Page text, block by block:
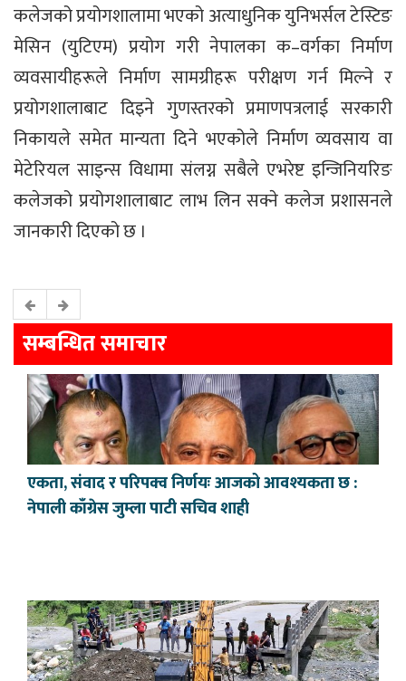
कलेजको प्रयोगशालामा भएको अत्याधुनिक युनिभर्सल टेस्टिङ
मेसिन (युटिएम) प्रयोग गरी नेपालका क–वर्गका निर्माण
व्यवसायीहरूले निर्माण सामग्रीहरू परीक्षण गर्न मिल्ने र
प्रयोगशालाबाट दिइने गुणस्तरको प्रमाणपत्रलाई सरकारी
निकायले समेत मान्यता दिने भएकोले निर्माण व्यवसाय वा
मेटेरियल साइन्स विधामा संलग्न सबैले एभरेष्ट इन्जिनियरिङ
कलेजको प्रयोगशालाबाट लाभ लिन सक्ने कलेज प्रशासनले
जानकारी दिएको छ ।
सम्बन्धित समाचार
एकता, संवाद र परिपक्व निर्णयः आजको आवश्यकता छ :
नेपाली काँग्रेस जुम्ला पाटी सचिव शाही